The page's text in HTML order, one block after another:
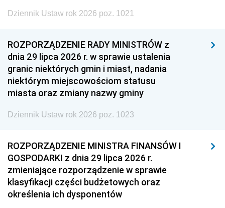
Dziennik Ustaw rok 2026 poz. 1021
ROZPORZĄDZENIE RADY MINISTRÓW z
dnia 29 lipca 2026 r. w sprawie ustalenia
granic niektórych gmin i miast, nadania
niektórym miejscowościom statusu
miasta oraz zmiany nazwy gminy
Dziennik Ustaw rok 2026 poz. 1023
ROZPORZĄDZENIE MINISTRA FINANSÓW I
GOSPODARKI z dnia 29 lipca 2026 r.
zmieniające rozporządzenie w sprawie
klasyfikacji części budżetowych oraz
określenia ich dysponentów